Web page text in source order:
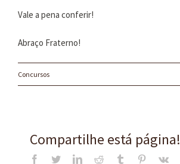
Vale a pena conferir!
Abraço Fraterno!
Concursos
Compartilhe está página!
Facebook
TwitterLinkedInReddit Tumblr Pinterest
Vk